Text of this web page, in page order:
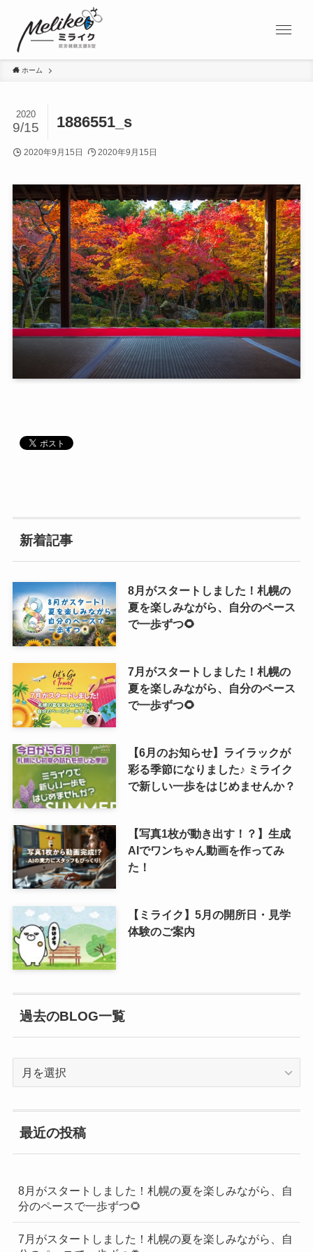
ホーム
1886551_s
2020
9/15
2020年9月15日 2020年9月15日
新着記事
8月がスタートしました！札幌の
夏を楽しみながら、自分のペース
で一歩ずつ🌻
7月がスタートしました！札幌の
夏を楽しみながら、自分のペース
で一歩ずつ🌻
【6月のお知らせ】ライラックが
彩る季節になりました♪ ミライク
で新しい一歩をはじめませんか？
【写真1枚が動き出す！？】生成
AIでワンちゃん動画を作ってみ
た！
【ミライク】5月の開所日・見学
体験のご案内
過去のBLOG一覧
一
覧
最近の投稿
8月がスタートしました！札幌の夏を楽しみながら、自
分のペースで一歩ずつ🌻
7月がスタートしました！札幌の夏を楽しみながら、自